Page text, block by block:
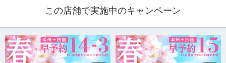
この店舗で実施中のキャンペーン